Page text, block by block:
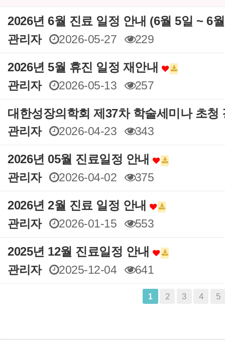
2026년 6월 진료 일정 안내 (6월 5일 ~ 6
관리자
2026-05-27 229
2026년 5월 휴진 일정 재안내
관리자
2026-05-13 257
대한성장의학회 제37차 학술세미나 초청
관리자
2026-04-23 343
2026년 05월 진료일정 안내
관리자
2026-04-02 375
2026년 2월 진료 일정 안내
관리자
2026-01-15 553
2025년 12월 진료일정 안내
관리자
2025-12-04 641
1 2 3 4 5